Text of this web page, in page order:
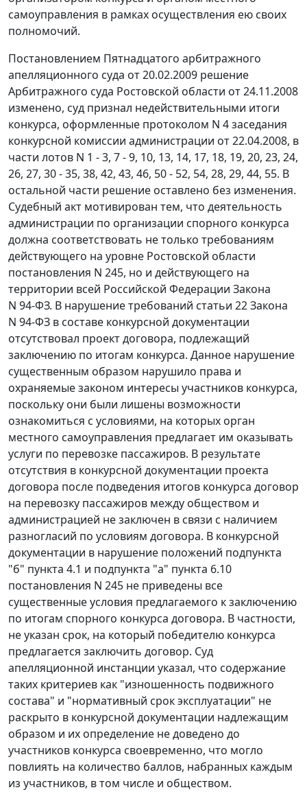
самоуправления в рамках осуществления ею своих
полномочий.
Постановлением Пятнадцатого арбитражного
апелляционного суда от 20.02.2009 решение
Арбитражного суда Ростовской области от 24.11.2008
изменено, суд признал недействительными итоги
конкурса, оформленные протоколом N 4 заседания
конкурсной комиссии администрации от 22.04.2008, в
части лотов N 1 - 3, 7 - 9, 10, 13, 14, 17, 18, 19, 20, 23, 24,
26, 27, 30 - 35, 38, 42, 43, 46, 50 - 52, 54, 28, 29, 44, 55. В
остальной части решение оставлено без изменения.
Судебный акт мотивирован тем, что деятельность
администрации по организации спорного конкурса
должна соответствовать не только требованиям
действующего на уровне Ростовской области
постановления N 245, но и действующего на
территории всей Российской Федерации Закона
N 94-ФЗ. В нарушение требований статьи 22Закона
N 94-ФЗ в составе конкурсной документации
отсутствовал проект договора, подлежащий
заключению по итогам конкурса. Данное нарушение
существенным образом нарушило права и
охраняемые законом интересы участников конкурса,
поскольку они были лишены возможности
ознакомиться с условиями, на которых орган
местного самоуправления предлагает им оказывать
услуги по перевозке пассажиров. В результате
отсутствия в конкурсной документации проекта
договора после подведения итогов конкурса договор
на перевозку пассажиров между обществом и
администрацией не заключен в связи с наличием
разногласий по условиям договора. В конкурсной
документации в нарушение положений подпункта
"б" пункта 4.1 и подпункта "а" пункта 6.10
постановления N 245 не приведены все
существенные условия предлагаемого к заключению
по итогам спорного конкурса договора. В частности,
не указан срок, на который победителю конкурса
предлагается заключить договор. Суд
апелляционной инстанции указал, что содержание
таких критериев как "изношенность подвижного
состава" и "нормативный срок эксплуатации" не
раскрыто в конкурсной документации надлежащим
образом и их определение не доведено до
участников конкурса своевременно, что могло
повлиять на количество баллов, набранных каждым
из участников, в том числе и обществом.